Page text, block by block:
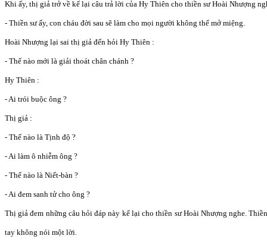
Khi ấy, thị giả trở về kể lại câu trả lời của Hy Thiên cho thiền sư Hoài Nhượng
- Thiền sư ấy, con cháu đời sau sẽ làm cho mọi người không thể mở miệng.
Hoài Nhượng lại sai thị giả đến hỏi Hy Thiên :
- Thế nào mới là giải thoát chân chánh ?
Hy Thiên :
- Ai trói buộc ông ?
Thị giả :
- Thế nào là Tịnh độ ?
- Ai làm ô nhiễm ông ?
- Thế nào là Niết-bàn ?
- Ai đem sanh tử cho ông ?
Thị giả đem những câu hỏi đáp này kể lại cho thiền sư Hoài Nhượng nghe.
tay không nói một lời.